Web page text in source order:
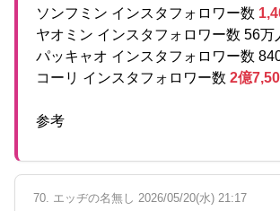
ソンフミン インスタフォロワー数
ヤオミン インスタフォロワー数 56万
パッキャオ インスタフォロワー数
コーリ インスタフォロワー数 2億
参考
70. エッヂの名無し 2026/05/20(水) 21:17